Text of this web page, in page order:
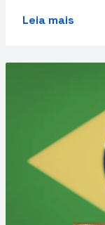
Leia mais